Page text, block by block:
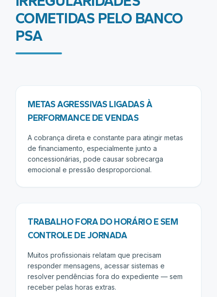
COMETIDAS PELO BANCO
PSA
METAS AGRESSIVAS LIGADAS À
PERFORMANCE DE VENDAS
A cobrança direta e constante para atingir metas
de financiamento, especialmente junto a
concessionárias, pode causar sobrecarga
emocional e pressão desproporcional.
TRABALHO FORA DO HORÁRIO E SEM
CONTROLE DE JORNADA
Muitos profissionais relatam que precisam
responder mensagens, acessar sistemas e
resolver pendências fora do expediente — sem
receber pelas horas extras.